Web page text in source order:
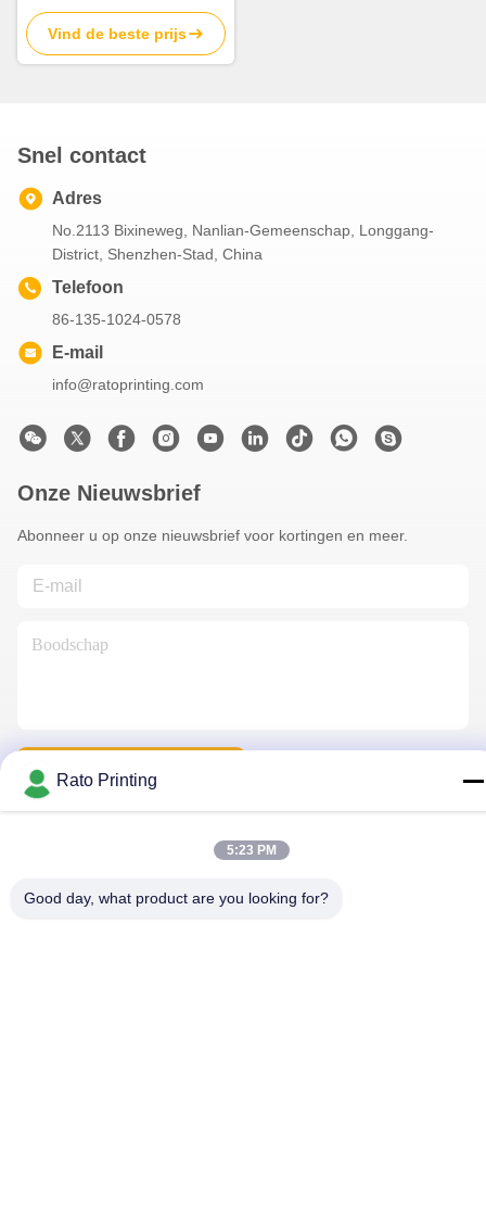
Ritssluitingsdozen van het
Voedselpakket
Vind de beste prijs
Snel contact
Adres
No.2113 Bixineweg, Nanlian-Gemeenschap, Longgang-
District, Shenzhen-Stad, China
Telefoon
86-135-1024-0578
E-mail
info@ratoprinting.com
Onze Nieuwsbrief
Abonneer u op onze nieuwsbrief voor kortingen en meer.
Neem Contact Met Ons Op
| China Goed Kwaliteit aangepaste
Rato Printing
5:23 PM
Good day, what product are you looking for?